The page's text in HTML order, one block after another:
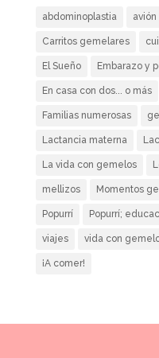
abdominoplastia avión
Carritos gemelares
El Sueño Embarazo y
En casa con dos... o más
Familias numerosas
Lactancia materna
La vida con gemelos
mellizos Momentos
Popurrí Popurrí;
viajes vida con
¡A comer!